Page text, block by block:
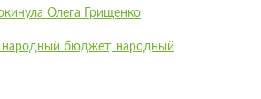
Олега Грищенко
бюджет, народный